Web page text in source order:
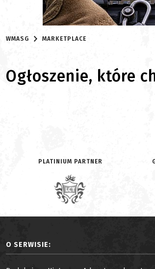
WMASG MARKETPLACE
Ogłoszenie, które
PLATINIUM PARTNER
O SERWISIE: